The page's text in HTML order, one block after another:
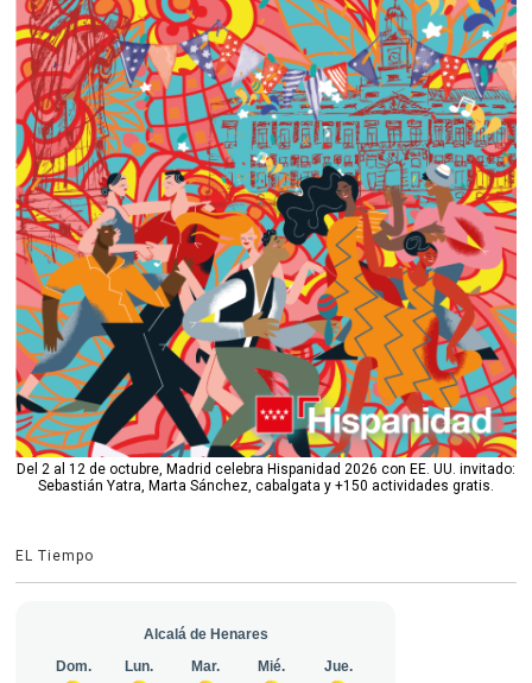
Del 2 al 12 de octubre, Madrid celebra Hispanidad 2026 con EE. UU. invitado:
Sebastián Yatra, Marta Sánchez, cabalgata y +150 actividades gratis.
EL Tiempo